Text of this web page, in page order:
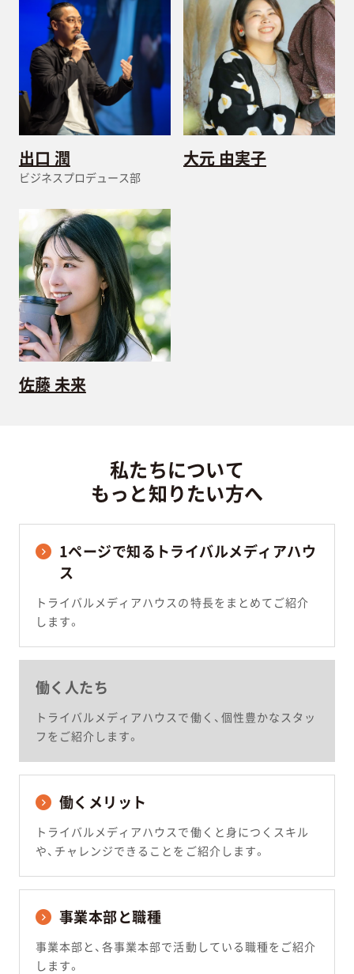
出口 潤
ビジネスプロデュース部
大元 由実子
佐藤 未来
私たちについて
もっと知りたい方へ
1ページで知るトライバルメディアハウ
ス
トライバルメディアハウスの特長をまとめてご紹介
します。
働く人たち
トライバルメディアハウスで働く、個性豊かなスタッ
フをご紹介します。
働くメリット
トライバルメディアハウスで働くと身につくスキル
や、チャレンジできることをご紹介します。
事業本部と職種
事業本部と、各事業本部で活動している職種をご紹介
します。